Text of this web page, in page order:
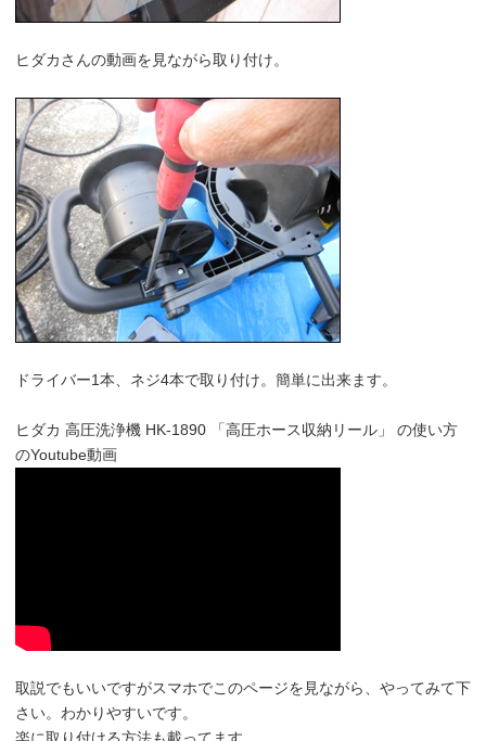
ヒダカさんの動画を見ながら取り付け。
ドライバー1本、ネジ4本で取り付け。簡単に出来ます。
ヒダカ 高圧洗浄機 HK-1890 「高圧ホース収納リール」 の使い方
のYoutube動画
取説でもいいですがスマホでこのページを見ながら、やってみて下
さい。わかりやすいです。